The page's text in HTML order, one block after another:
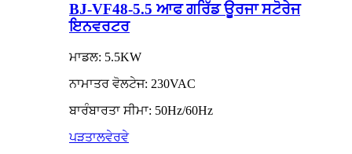
BJ-VF48-5.5 ਆਫ ਗਰਿੱਡ ਊਰਜਾ ਸਟੋਰੇਜ
ਇਨਵਰਟਰ
ਮਾਡਲ: 5.5KW
ਨਾਮਾਤਰ ਵੋਲਟੇਜ: 230VAC
ਬਾਰੰਬਾਰਤਾ ਸੀਮਾ: 50Hz/60Hz
ਪੜਤਾਲਵੇਰਵੇ